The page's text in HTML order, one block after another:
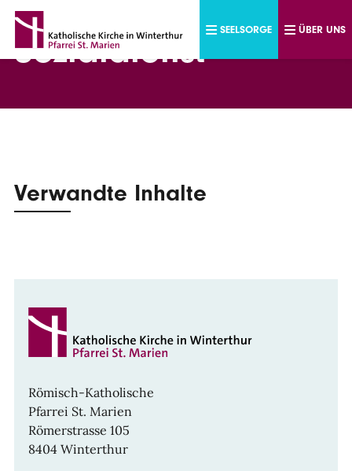
Direkt zum Inhalt
SEELSORGE ÜBER UNS
Sozialdienst
Verwandte Inhalte
Römisch-Katholische
Pfarrei St. Marien
Römerstrasse 105
8404 Winterthur